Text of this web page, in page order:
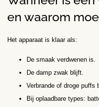
en waarom
Het apparaat is klaar als:
De smaak verdwenen is.
De damp zwak blijft.
Verbrande of droge puffs
Bij oplaadbare types: